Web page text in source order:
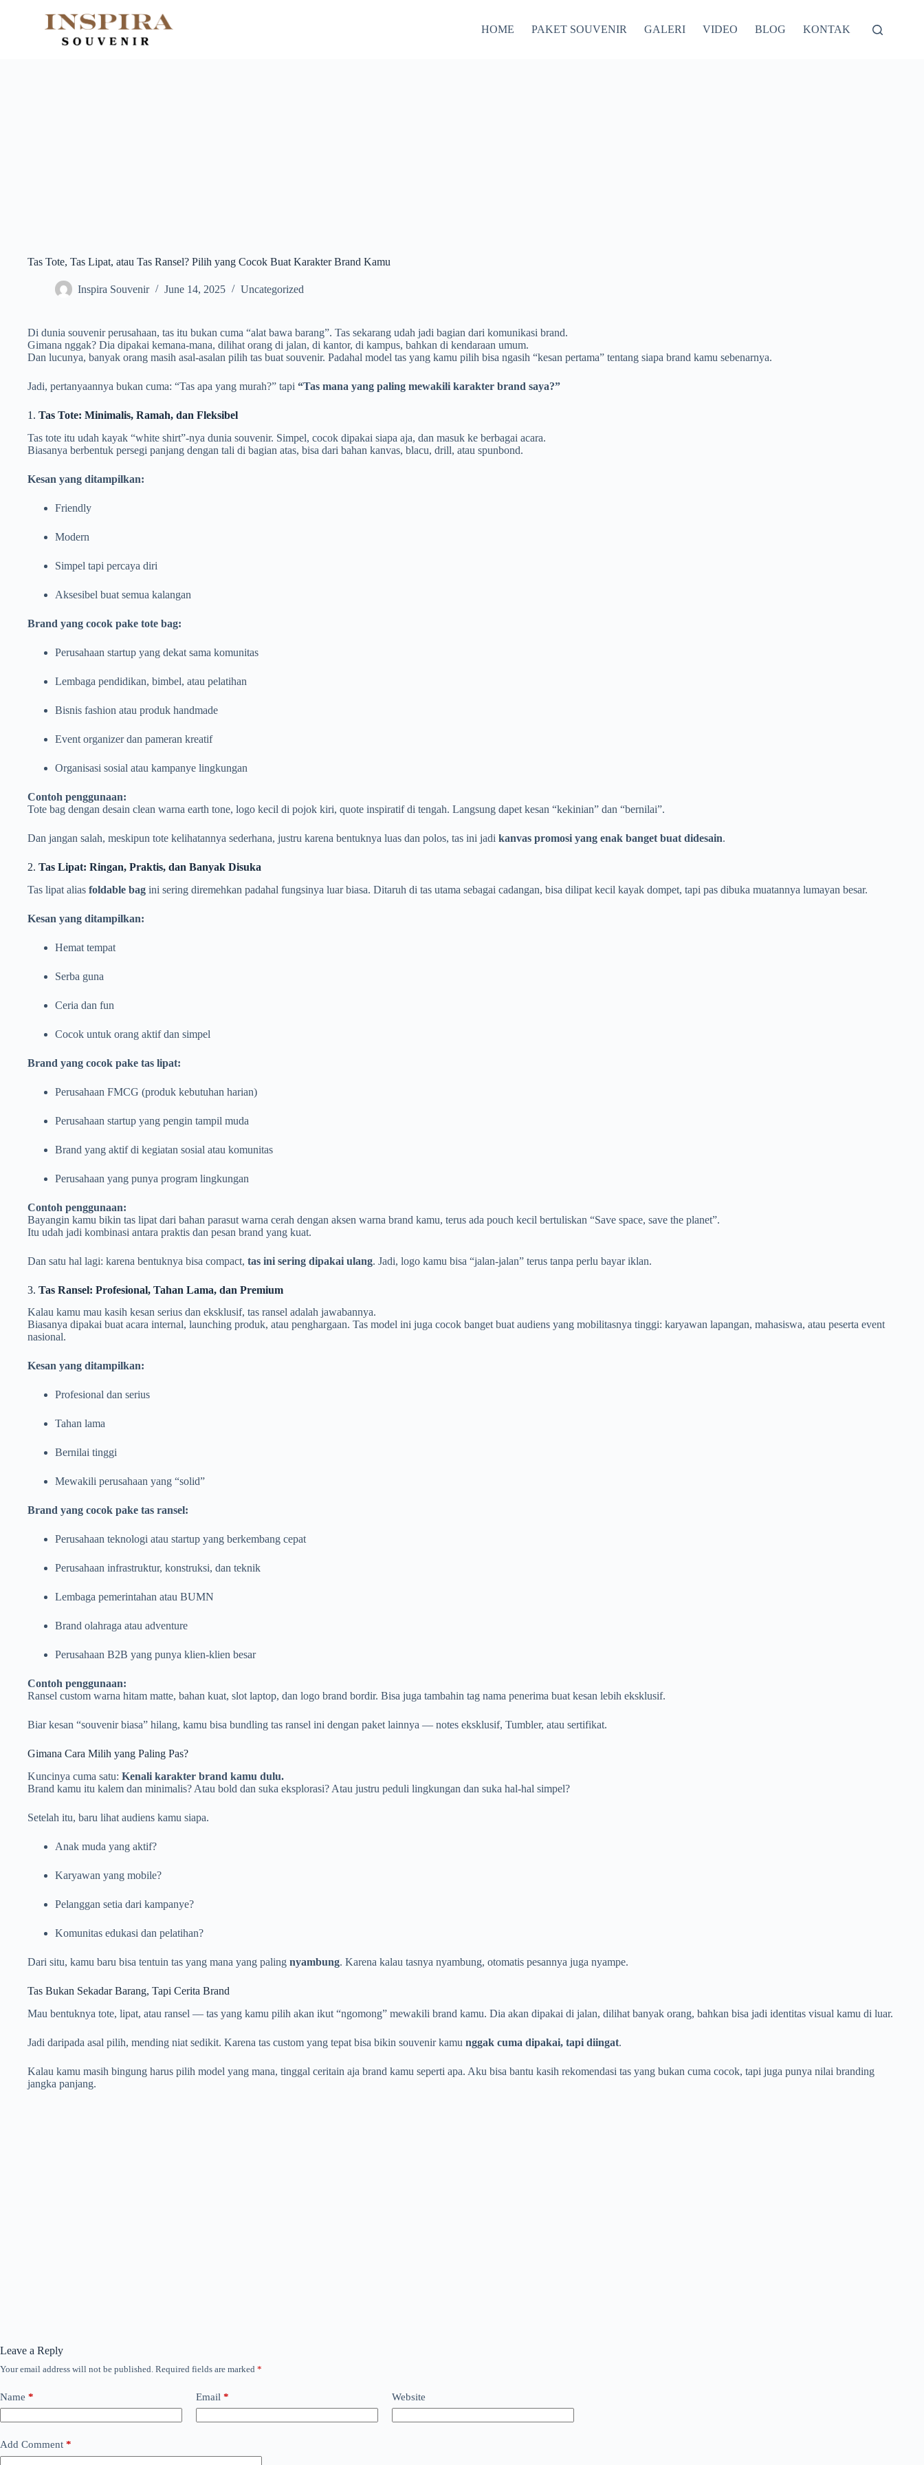
HOME PAKET SOUVENIR GALERI VIDEO BLOG KONTAK
Tas Tote, Tas Lipat, atau Tas Ransel? Pilih yang Cocok Buat Karakter Brand Kamu
Inspira Souvenir June 14, 2025 Uncategorized
Di dunia souvenir perusahaan, tas itu bukan cuma “alat bawa barang”. Tas sekarang udah jadi bagian dari komunikasi brand.
Gimana nggak? Dia dipakai kemana-mana, dilihat orang di jalan, di kantor, di kampus, bahkan di kendaraan umum.
Dan lucunya, banyak orang masih asal-asalan pilih tas buat souvenir. Padahal model tas yang kamu pilih bisa ngasih “kesan pertama” tentang siapa brand kamu sebenarnya.
Jadi, pertanyaannya bukan cuma: “Tas apa yang murah?” tapi “Tas mana yang paling mewakili karakter brand saya?”
1. Tas Tote: Minimalis, Ramah, dan Fleksibel
Tas tote itu udah kayak “white shirt”-nya dunia souvenir. Simpel, cocok dipakai siapa aja, dan masuk ke berbagai acara.
Biasanya berbentuk persegi panjang dengan tali di bagian atas, bisa dari bahan kanvas, blacu, drill, atau spunbond.
Kesan yang ditampilkan:
Friendly
Modern
Simpel tapi percaya diri
Aksesibel buat semua kalangan
Brand yang cocok pake tote bag:
Perusahaan startup yang dekat sama komunitas
Lembaga pendidikan, bimbel, atau pelatihan
Bisnis fashion atau produk handmade
Event organizer dan pameran kreatif
Organisasi sosial atau kampanye lingkungan
Contoh penggunaan:
Tote bag dengan desain clean warna earth tone, logo kecil di pojok kiri, quote inspiratif di tengah. Langsung dapet kesan “kekinian” dan “bernilai”.
Dan jangan salah, meskipun tote kelihatannya sederhana, justru karena bentuknya luas dan polos, tas ini jadi kanvas promosi yang enak banget buat didesain.
2. Tas Lipat: Ringan, Praktis, dan Banyak Disuka
Tas lipat alias foldable bag ini sering diremehkan padahal fungsinya luar biasa. Ditaruh di tas utama sebagai cadangan, bisa dilipat kecil kayak dompet, tapi pas dibuka muatannya lumayan besar.
Kesan yang ditampilkan:
Hemat tempat
Serba guna
Ceria dan fun
Cocok untuk orang aktif dan simpel
Brand yang cocok pake tas lipat:
Perusahaan FMCG (produk kebutuhan harian)
Perusahaan startup yang pengin tampil muda
Brand yang aktif di kegiatan sosial atau komunitas
Perusahaan yang punya program lingkungan
Contoh penggunaan:
Bayangin kamu bikin tas lipat dari bahan parasut warna cerah dengan aksen warna brand kamu, terus ada pouch kecil bertuliskan “Save space, save the planet”.
Itu udah jadi kombinasi antara praktis dan pesan brand yang kuat.
Dan satu hal lagi: karena bentuknya bisa compact, tas ini sering dipakai ulang. Jadi, logo kamu bisa “jalan-jalan” terus tanpa perlu bayar iklan.
3. Tas Ransel: Profesional, Tahan Lama, dan Premium
Kalau kamu mau kasih kesan serius dan eksklusif, tas ransel adalah jawabannya.
Biasanya dipakai buat acara internal, launching produk, atau penghargaan. Tas model ini juga cocok banget buat audiens yang mobilitasnya tinggi: karyawan lapangan, mahasiswa, atau peserta event
nasional.
Kesan yang ditampilkan:
Profesional dan serius
Tahan lama
Bernilai tinggi
Mewakili perusahaan yang “solid”
Brand yang cocok pake tas ransel:
Perusahaan teknologi atau startup yang berkembang cepat
Perusahaan infrastruktur, konstruksi, dan teknik
Lembaga pemerintahan atau BUMN
Brand olahraga atau adventure
Perusahaan B2B yang punya klien-klien besar
Contoh penggunaan:
Ransel custom warna hitam matte, bahan kuat, slot laptop, dan logo brand bordir. Bisa juga tambahin tag nama penerima buat kesan lebih eksklusif.
Biar kesan “souvenir biasa” hilang, kamu bisa bundling tas ransel ini dengan paket lainnya — notes eksklusif, Tumbler, atau sertifikat.
Gimana Cara Milih yang Paling Pas?
Kuncinya cuma satu: Kenali karakter brand kamu dulu.
Brand kamu itu kalem dan minimalis? Atau bold dan suka eksplorasi? Atau justru peduli lingkungan dan suka hal-hal simpel?
Setelah itu, baru lihat audiens kamu siapa.
Anak muda yang aktif?
Karyawan yang mobile?
Pelanggan setia dari kampanye?
Komunitas edukasi dan pelatihan?
Dari situ, kamu baru bisa tentuin tas yang mana yang paling nyambung. Karena kalau tasnya nyambung, otomatis pesannya juga nyampe.
Tas Bukan Sekadar Barang, Tapi Cerita Brand
Mau bentuknya tote, lipat, atau ransel — tas yang kamu pilih akan ikut “ngomong” mewakili brand kamu. Dia akan dipakai di jalan, dilihat banyak orang, bahkan bisa jadi identitas visual kamu di luar.
Jadi daripada asal pilih, mending niat sedikit. Karena tas custom yang tepat bisa bikin souvenir kamu nggak cuma dipakai, tapi diingat.
Kalau kamu masih bingung harus pilih model yang mana, tinggal ceritain aja brand kamu seperti apa. Aku bisa bantu kasih rekomendasi tas yang bukan cuma cocok, tapi juga punya nilai branding
jangka panjang.
Leave a Reply
Your email address will not be published. Required fields are marked *
Name * Email * Website
Add Comment *